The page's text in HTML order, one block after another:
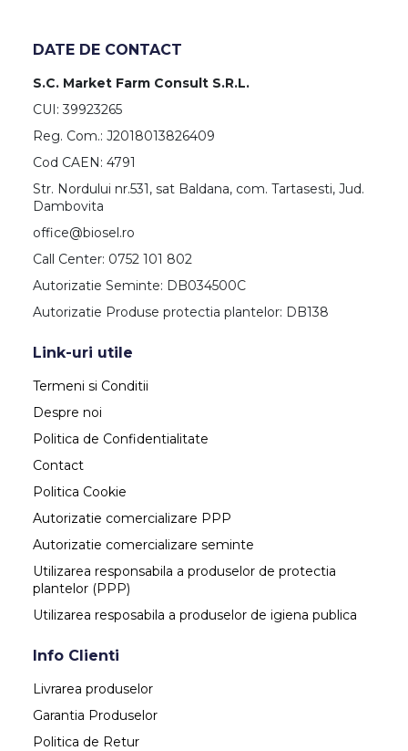
DATE DE CONTACT
S.C. Market Farm Consult S.R.L.
CUI: 39923265
Reg. Com.: J2018013826409
Cod CAEN: 4791
Str. Nordului nr.531, sat Baldana, com. Tartasesti, Jud.
Dambovita
office@biosel.ro
Call Center: 0752 101 802
Autorizatie Seminte: DB034500C
Autorizatie Produse protectia plantelor: DB138
Link-uri utile
Termeni si Conditii
Despre noi
Politica de Confidentialitate
Contact
Politica Cookie
Autorizatie comercializare PPP
Autorizatie comercializare seminte
Utilizarea responsabila a produselor de protectia
plantelor (PPP)
Utilizarea resposabila a produselor de igiena publica
Info Clienti
Livrarea produselor
Garantia Produselor
Politica de Retur